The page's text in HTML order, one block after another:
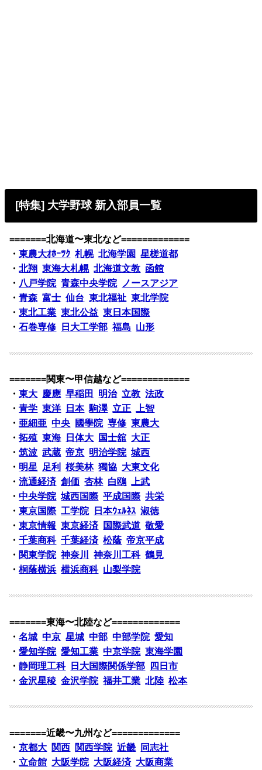
[特集] 大学野球 新入部員一覧
=======北海道〜東北など=============
・東農大ｵﾎｰﾂｸ 札幌 北海学園
星槎道都
・北翔 東海大札幌 北海道文教 函館
・ 八戸学院 青森中央学院
ノースアジア
・青森 富士 仙台 東北福祉 東北学院
・東北工業 東北公益 東日本国際
・石巻専修 日大工学部 福島 山形
=======関東〜甲信越など=============
・東大 慶應 早稲田 明治 立教 法政
・青学 東洋 日本 駒澤 立正 上智
・亜細亜 中央 國學院 専修 東農大
・拓殖 東海 日体大 国士舘 大正
・筑波 武蔵 帝京 明治学院 城西
・ 明星 足利 桜美林 獨協 大東文化
・流通経済 創価 杏林 白鴎 上武
・中央学院 城西国際 平成国際 共栄
・東京国際 工学院 日本ｳｪﾙﾈｽ 淑徳
・東京情報 東京経済 国際武道 敬愛
・千葉商科 千葉経済 松蔭 帝京平成
・ 関東学院 神奈川 神奈川工科 鶴見
・桐蔭横浜 横浜商科 山梨学院
=======東海〜北陸など=============
・名城 中京 星城 中部 中部学院 愛知
・愛知学院 愛知工業 中京学院 東海学園
・静岡理工科 日大国際関係学部
四日市
・金沢星稜 金沢学院 福井工業 北陸 松本
=======近畿〜九州など=============
・京都大 関西 関西学院 近畿
同志社
・ 立命館 大阪学院 大阪経済 大阪商業